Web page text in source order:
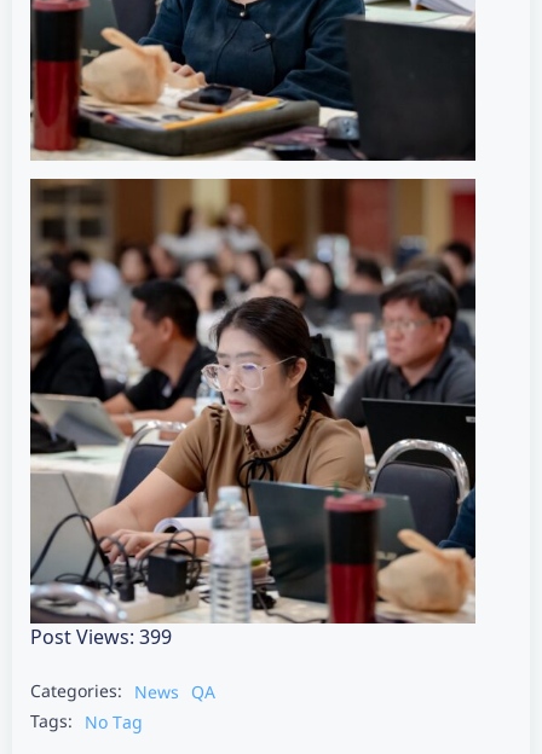
Post Views: 399
Categories: News QA
Tags:
No Tag